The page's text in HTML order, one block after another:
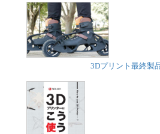
3Dプリント最終製